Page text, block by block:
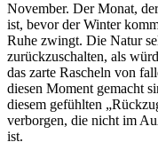
November. Der Monat,
ist, bevor der Winter
Ruhe zwingt. Die Natur
zurückzuschalten, als
das zarte Rascheln von
diesen Moment gemacht
diesem gefühlten
verborgen, die nicht im
ist.